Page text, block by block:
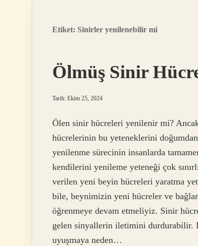
Etiket: Sinirler yenilenebilir mi
Ölmüş Sinir
Tarih: Ekim 25, 2024
Ölen sinir hücreleri yenilenir mi?
hücrelerinin bu yeteneklerini
yenilenme sürecinin insanlarda
kendilerini yenileme yeteneği çok
verilen yeni beyin hücreleri yaratma
bile, beynimizin yeni hücreler ve
öğrenmeye devam etmeliyiz. Sinir
gelen sinyallerin iletimini durdurabilir.
uyuşmaya neden…